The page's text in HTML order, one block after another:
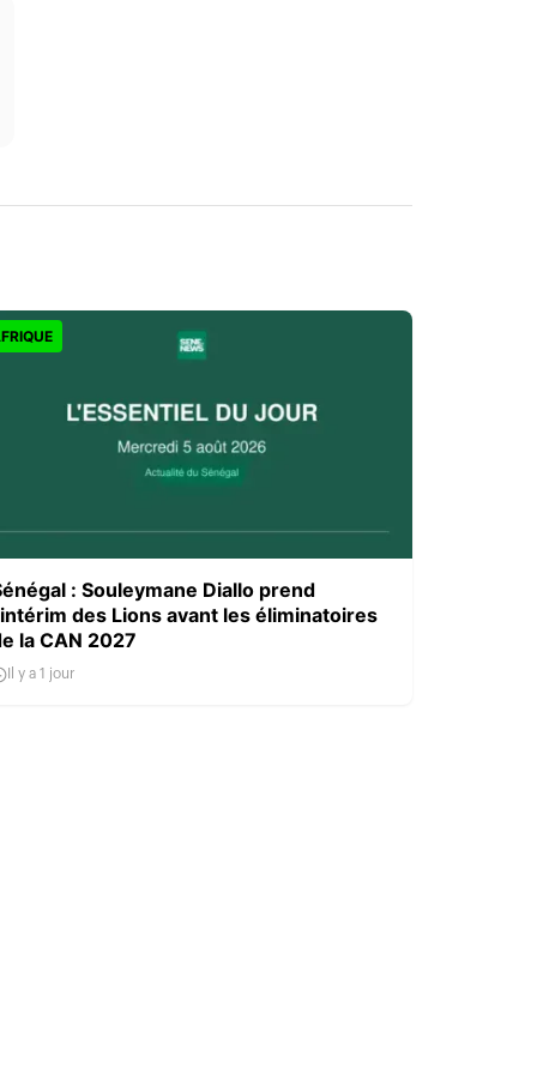
: Souleymane Diallo prend
des Lions avant les éliminatoires
la CAN 2027
Il y a 1 jour